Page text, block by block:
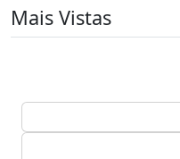
Mais Vistas